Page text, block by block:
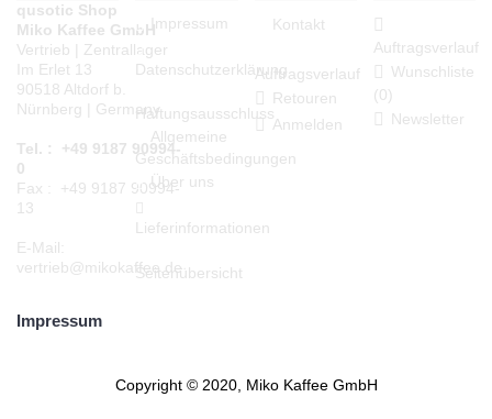
qusotic Shop
Miko Kaffee GmbH
Vertrieb | Zentrallager
Im Erlet 13
90518 Altdorf b.
Nürnberg | Germany
Tel. : +49 9187 90994-
0
Fax : +49 9187 90994-
13
E-Mail:
vertrieb@mikokaffee.de
Impressum
Datenschutzerklärung
Haftungsausschluss
Allgemeine
Geschäftsbedingungen
Über uns
Lieferinformationen
Seitenübersicht
Kontakt
Auftragsverlauf
Retouren
Anmelden
Auftragsverlauf
Wunschliste
(0)
Newsletter
Impressum
Copyright © 2020, Miko Kaffee GmbH